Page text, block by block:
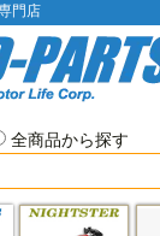
門店
全商品から探す